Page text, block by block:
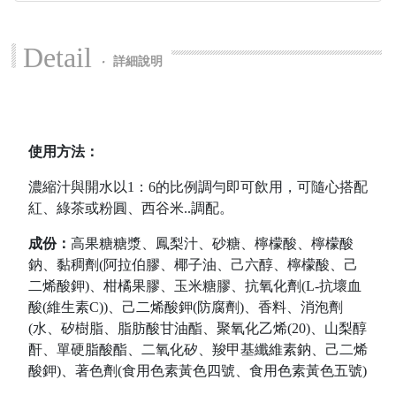
Detail ‧ 詳細說明
使用方法：
濃縮汁與開水以1：6的比例調勻即可飲用，可隨心搭配
紅、綠茶或粉圓、西谷米..調配。
成份： 高果糖糖漿、鳳梨汁、砂糖、檸檬酸、檸檬酸
鈉、黏稠劑(阿拉伯膠、椰子油、己六醇、檸檬酸、己
二烯酸鉀)、柑橘果膠、玉米糖膠、抗氧化劑(L-抗壞血
酸(維生素C))、己二烯酸鉀(防腐劑)、香料、消泡劑
(水、矽樹脂、脂肪酸甘油酯、聚氧化乙烯(20)、山梨醇
酐、單硬脂酸酯、二氧化矽、羧甲基纖維素鈉、己二烯
酸鉀)、著色劑(食用色素黃色四號、食用色素黃色五號)